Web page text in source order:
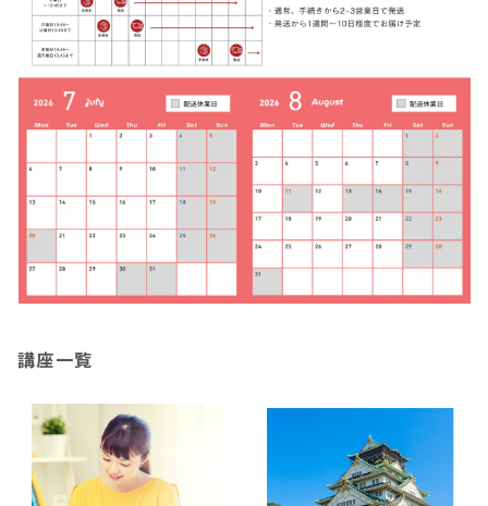
講座一覧